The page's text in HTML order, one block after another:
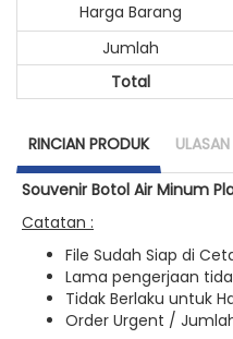
Harga Barang
Jumlah
Total
RINCIAN PRODUK ULASAN
Souvenir Botol Air Minum
Catatan :
File Sudah Siap di
Lama pengerjaan
Tidak Berlaku untuk
Order Urgent /